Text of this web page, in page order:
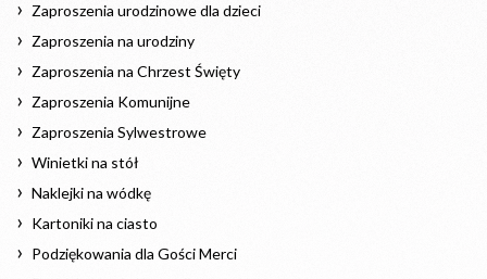
Zaproszenia urodzinowe dla dzieci
Zaproszenia na urodziny
Zaproszenia na Chrzest Święty
Zaproszenia Komunijne
Zaproszenia Sylwestrowe
Winietki na stół
Naklejki na wódkę
Kartoniki na ciasto
Podziękowania dla Gości Merci